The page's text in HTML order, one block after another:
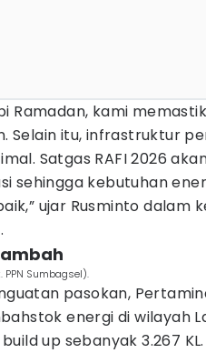
Ramadan, kami
Selain itu, infrastruktur
Satgas RAFI 2026
sehingga kebutuhan
ujar Rusminto dalam
PPN Sumbagsel).
pasokan,
energi di wilayah
up sebanyak 3.267 KL.